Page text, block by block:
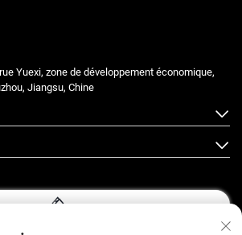
Yuexi, zone de développement économique,
Jiangsu, Chine